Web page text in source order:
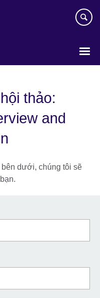
thảo:
and
dưới, chúng tôi sẽ